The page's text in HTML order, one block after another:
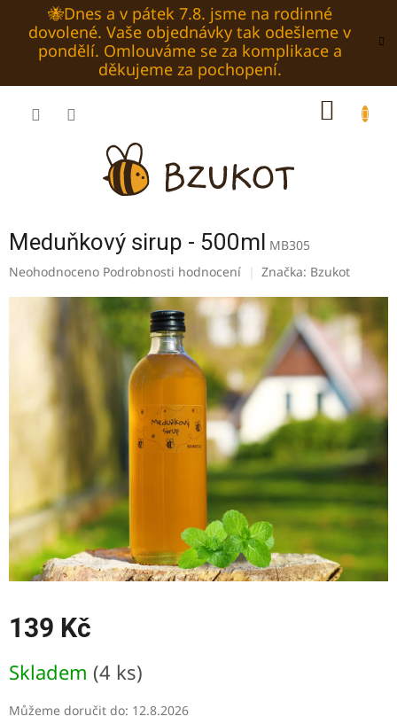
obsah
🐝Dnes a v pátek 7.8. jsme na rodinné
dovolené. Vaše objednávky tak odešleme v
pondělí. Omlouváme se za komplikace a
děkujeme za pochopení.
Meduňkový sirup - 500ml MB305
Průměrné
hvězdiček.
Neohodnoceno Podrobnosti hodnocení Značka: Bzukot
139 Kč
cena:
Skladem (4 ks)
Můžeme doručit do: 12.8.2026